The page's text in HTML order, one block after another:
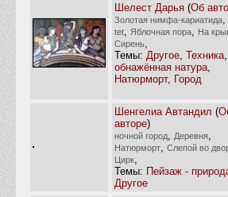
Шелест Дарья (Об
Золотая нимфа-кариатида
tet Яблочная пора
На
Сирень
Темы: Другое Техника
обнажённая натура
Натюрморт, Город
Шенгелиа Автандил (
авторе)
ночной город Деревня
Натюрморт
Слепой во
Цирк
Темы: Пейзаж -
Другое